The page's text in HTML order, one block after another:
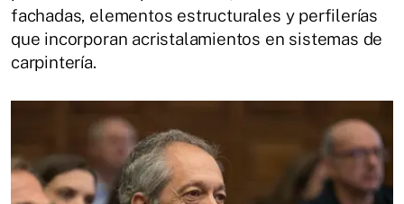
fachadas, elementos estructurales y perfilerías
que incorporan acristalamientos en sistemas de
carpintería.